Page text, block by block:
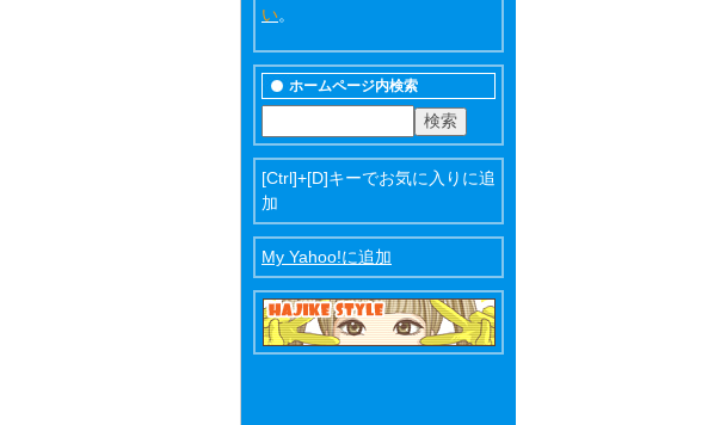
い。
ホームページ内検索
[Ctrl]+[D]キーでお気に入りに追
加
My Yahoo!に追加